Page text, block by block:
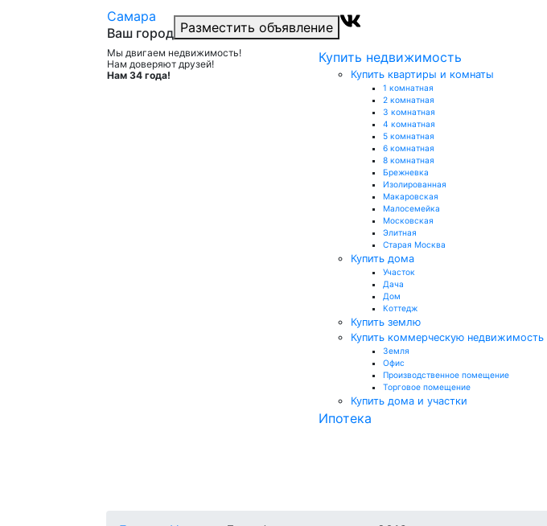
Мы двигаем недвижимость!
Нам доверяют друзей!
Нам 34 года!
Купить недвижимость
Купить квартиры и комнаты
1 комнатная
2 комнатная
3 комнатная
4 комнатная
5 комнатная
6 комнатная
8 комнатная
Брежневка
Изолированная
Макаровская
Малосемейка
Московская
Элитная
Старая Москва
Купить дома
Участок
Дача
Дом
Коттедж
Купить землю
Купить коммерческую недвижимость
Земля
Офис
Производственное помещение
Торговое помещение
Купить дома и участки
Ипотека
Самара
Ваш город Разместить объявление